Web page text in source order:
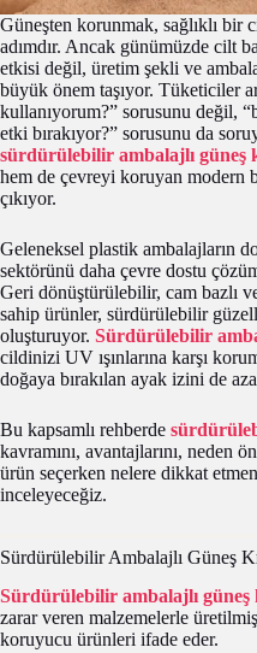
Güneşten korunmak, sağlıklı bir
adımdır. Ancak günümüzde cilt
etkisi değil, üretim şekli ve
büyük önem taşıyor. Tüketiciler
kullanıyorum?” sorusunu değil,
etki bırakıyor?” sorusunu da
sürdürülebilir ambalajlı güneş
hem de çevreyi koruyan modern
çıkıyor.
Geleneksel plastik ambalajların
sektörünü daha çevre dostu
Geri dönüştürülebilir, cam bazlı
sahip ürünler, sürdürülebilir
oluşturuyor. Sürdürülebilir
cildinizi UV ışınlarına karşı
doğaya bırakılan ayak izini de
Bu kapsamlı rehberde
kavramını, avantajlarını, neden
ürün seçerken nelere dikkat
inceleyeceğiz.
Sürdürülebilir Ambalajlı Güneş
Sürdürülebilir ambalajlı güneş
zarar veren malzemelerle
koruyucu ürünleri ifade eder.